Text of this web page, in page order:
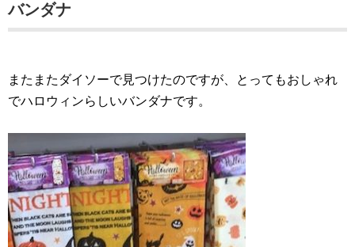
バンダナ
またまたダイソーで見つけたのですが、とってもおしゃれ
でハロウィンらしいバンダナです。